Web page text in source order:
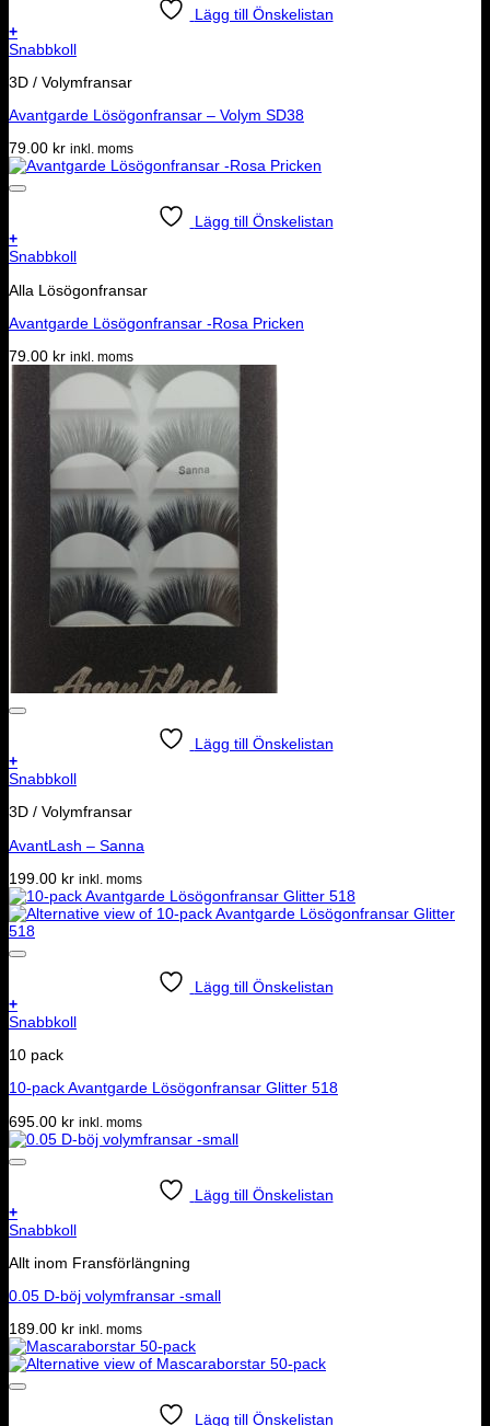
Lägg till Önskelistan
+
Snabbkoll
3D / Volymfransar
Avantgarde Lösögonfransar – Volym SD38
79.00 kr inkl. moms
Lägg till Önskelistan
+
Snabbkoll
Alla Lösögonfransar
Avantgarde Lösögonfransar -Rosa Pricken
79.00 kr inkl. moms
Lägg till Önskelistan
+
Snabbkoll
3D / Volymfransar
AvantLash – Sanna
199.00 kr inkl. moms
Lägg till Önskelistan
+
Snabbkoll
10 pack
10-pack Avantgarde Lösögonfransar Glitter 518
695.00 kr inkl. moms
Lägg till Önskelistan
+
Snabbkoll
Allt inom Fransförlängning
0.05 D-böj volymfransar -small
189.00 kr inkl. moms
Lägg till Önskelistan